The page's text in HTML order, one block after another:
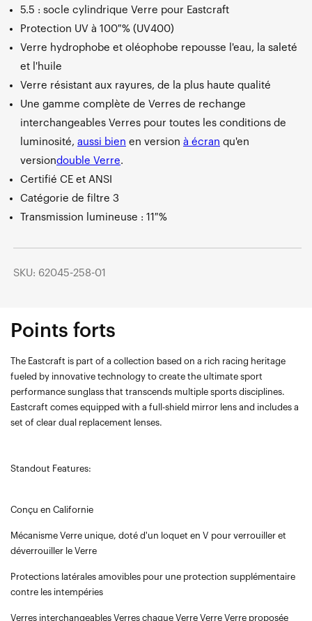
5.5 : socle cylindrique Verre pour Eastcraft
Protection UV à 100 % (UV400)
Verre hydrophobe et oléophobe repousse l'eau, la saleté
et l'huile
Verre résistant aux rayures, de la plus haute qualité
Une gamme complète de Verres de rechange
interchangeables Verres pour toutes les conditions de
luminosité, aussi bien en version à écran qu'en
versiondouble Verre.
Certifié CE et ANSI
Catégorie de filtre 3
Transmission lumineuse : 11 %
SKU: 62045-258-01
Points forts
The Eastcraft is part of a collection based on a rich racing heritage
fueled by innovative technology to create the ultimate sport
performance sunglass that transcends multiple sports disciplines.
Eastcraft comes equipped with a full-shield mirror lens and includes a
set of clear dual replacement lenses.
Standout Features:
Conçu en Californie
Mécanisme Verre unique, doté d'un loquet en V pour verrouiller et
déverrouiller le Verre
Protections latérales amovibles pour une protection supplémentaire
contre les intempéries
Verres interchangeables Verres chaque Verre Verre Verre proposée